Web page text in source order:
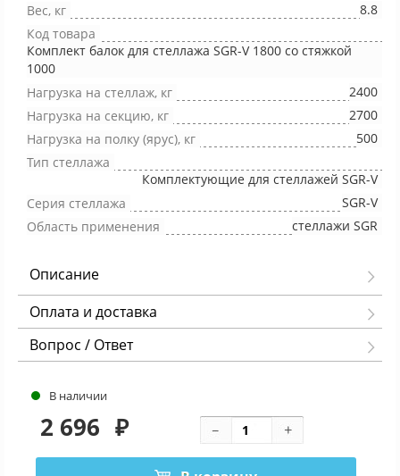
Вес, кг
8.8
Код товара
Комплект балок для стеллажа SGR-V 1800 со стяжкой
1000
Нагрузка на стеллаж, кг
2400
Нагрузка на секцию, кг
2700
Нагрузка на полку (ярус), кг
500
Тип стеллажа
Комплектующие для стеллажей SGR-V
Серия стеллажа
SGR-V
Область применения
стеллажи SGR
Описание
Оплата и доставка
Вопрос / Ответ
В наличии
2 696 ₽